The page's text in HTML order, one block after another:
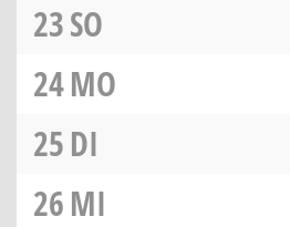
23SO
24MO
25DI
26MI